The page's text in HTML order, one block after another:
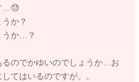
…😓
か？
うか…？
るのでかゆいのでしょうか…お
てはいるのですが。。